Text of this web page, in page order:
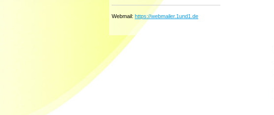
Webmail: https://webmailer.1und1.de